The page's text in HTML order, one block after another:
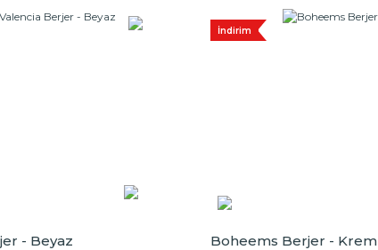
- Beyaz
İndirim
Boheems Berjer - Krem